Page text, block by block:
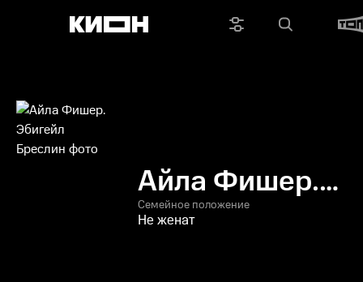
Айла Фишер.
Эбигейл
Семейное положение
Не женат